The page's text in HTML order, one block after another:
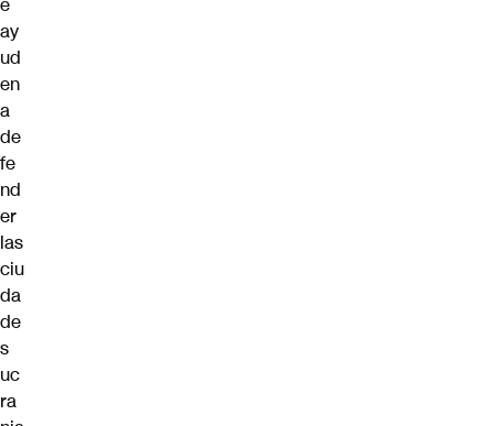
ay
ud
en
a
de
fe
nd
er
las
ciu
da
de
s
uc
ra